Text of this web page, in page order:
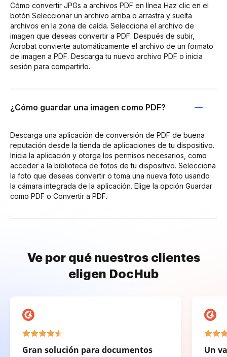
Cómo convertir JPGs a archivos PDF en línea Haz clic en el
botón Seleccionar un archivo arriba o arrastra y suelta
archivos en la zona de caída. Selecciona el archivo de
imagen que deseas convertir a PDF. Después de subir,
Acrobat convierte automáticamente el archivo de un formato
de imagen a PDF. Descarga tu nuevo archivo PDF o inicia
sesión para compartirlo.
¿Cómo guardar una imagen como PDF?
Descarga una aplicación de conversión de PDF de buena
reputación desde la tienda de aplicaciones de tu dispositivo.
Inicia la aplicación y otorga los permisos necesarios, como
acceder a la biblioteca de fotos de tu dispositivo. Selecciona
la foto que deseas convertir o toma una nueva foto usando
la cámara integrada de la aplicación. Elige la opción Guardar
como PDF o Convertir a PDF.
Ve por qué nuestros clientes
eligen DocHub
Gran solución para documentos
Un